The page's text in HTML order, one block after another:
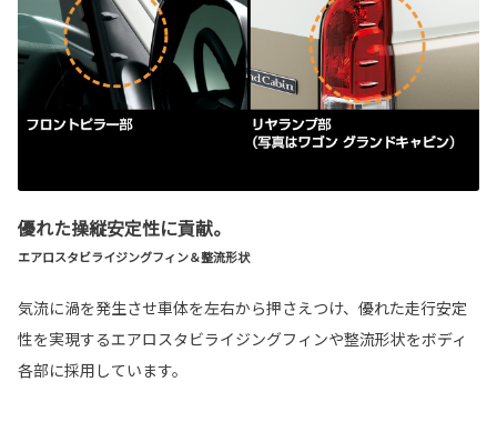
優れた操縦安定性に貢献。
エアロスタビライジングフィン＆整流形状
気流に渦を発生させ車体を左右から押さえつけ、優れた走行安定
性を実現するエアロスタビライジングフィンや整流形状をボディ
各部に採用しています。